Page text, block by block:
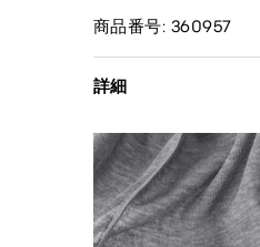
商品番号: 360957
詳細